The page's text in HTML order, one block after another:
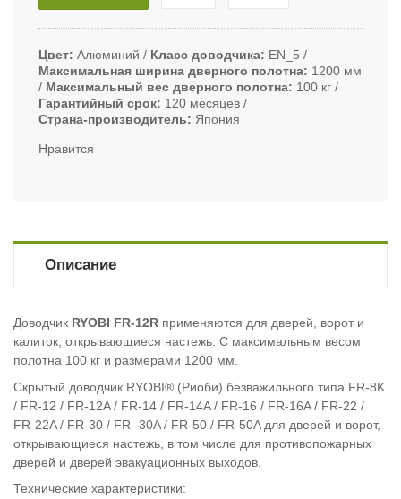
Цвет Алюминий Класс доводчика
EN_5
Максимальная ширина дверного полотна
1200 мм
Максимальный вес дверного полотна
100 кг
Гарантийный срок
120 месяцев
Страна-производитель
Япония
Нравится
Описание
Доводчик RYOBI FR-12R применяются для дверей, ворот и
калиток, открывающиеся настежь. С максимальным весом
полотна 100 кг и размерами 1200 мм.
Скрытый доводчик RYOBI® (Риоби) безважильного типа FR-8K
/ FR-12 / FR-12A / FR-14 / FR-14A / FR-16 / FR-16A / FR-22 /
FR-22A / FR-30 / FR -30A / FR-50 / FR-50A для дверей и ворот,
открывающиеся настежь, в том числе для противопожарных
дверей и дверей эвакуационных выходов.
Технические характеристики: